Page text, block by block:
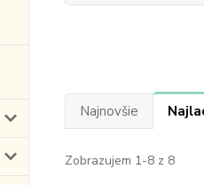
Najnovšie
Zobrazujem 1-8 z 8